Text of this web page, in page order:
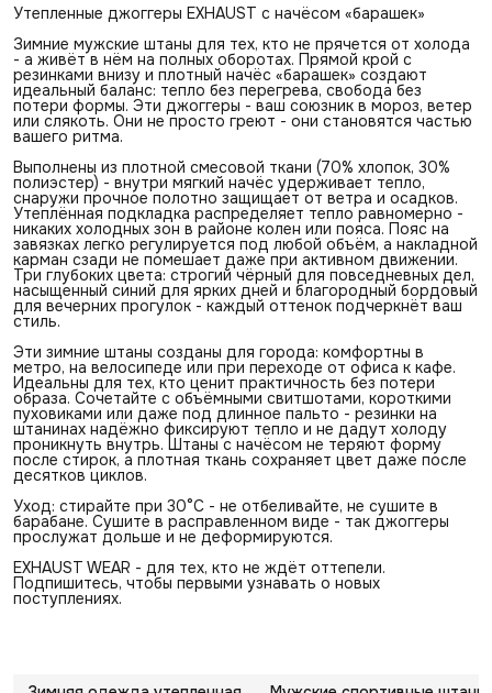
Утепленные джоггеры EXHAUST с начёсом «барашек»
Зимние мужские штаны для тех, кто не прячется от холода
- а живёт в нём на полных оборотах. Прямой крой с
резинками внизу и плотный начёс «барашек» создают
идеальный баланс: тепло без перегрева, свобода без
потери формы. Эти джоггеры - ваш союзник в мороз, ветер
или слякоть. Они не просто греют - они становятся частью
вашего ритма.
Выполнены из плотной смесовой ткани (70% хлопок, 30%
полиэстер) - внутри мягкий начёс удерживает тепло,
снаружи прочное полотно защищает от ветра и осадков.
Утеплённая подкладка распределяет тепло равномерно -
никаких холодных зон в районе колен или пояса. Пояс на
завязках легко регулируется под любой объём, а накладной
карман сзади не помешает даже при активном движении.
Три глубоких цвета: строгий чёрный для повседневных дел,
насыщенный синий для ярких дней и благородный бордовый
для вечерних прогулок - каждый оттенок подчеркнёт ваш
стиль.
Эти зимние штаны созданы для города: комфортны в
метро, на велосипеде или при переходе от офиса к кафе.
Идеальны для тех, кто ценит практичность без потери
образа. Сочетайте с объёмными свитшотами, короткими
пуховиками или даже под длинное пальто - резинки на
штанинах надёжно фиксируют тепло и не дадут холоду
проникнуть внутрь. Штаны с начёсом не теряют форму
после стирок, а плотная ткань сохраняет цвет даже после
десятков циклов.
Уход: стирайте при 30°C - не отбеливайте, не сушите в
барабане. Сушите в расправленном виде - так джоггеры
прослужат дольше и не деформируются.
EXHAUST WEAR - для тех, кто не ждёт оттепели.
Подпишитесь, чтобы первыми узнавать о новых
поступлениях.